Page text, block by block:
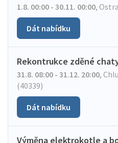
1.8. 00:00 - 30.11. 00:00,
Dát nabídku
Rekontrukce zděné
31.8. 08:00 - 31.12. 20:00,
(40339)
Dát nabídku
Výměna elektrokotle a